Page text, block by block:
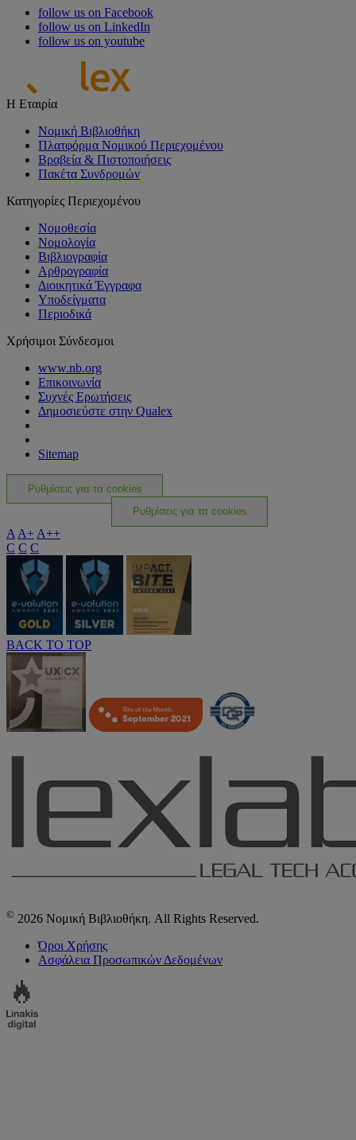
follow us on Facebook
follow us on LinkedIn
follow us on youtube
Η Εταιρία
Νομική Βιβλιοθήκη
Πλατφόρμα Νομικού Περιεχομένου
Βραβεία & Πιστοποιήσεις
Πακέτα Συνδρομών
Κατηγορίες Περιεχομένου
Νομοθεσία
Νομολογία
Βιβλιογραφία
Αρθρογραφία
Διοικητικά Έγγραφα
Υποδείγματα
Περιοδικά
Χρήσιμοι Σύνδεσμοι
www.nb.org
Επικοινωνία
Συχνές Ερωτήσεις
Δημοσιεύστε στην Qualex
Sitemap
Ρυθμίσεις για τα cookies
Ρυθμίσεις για τα cookies
A A+ A++
C C C
BACK TO TOP
© 2026 Νομική Βιβλιοθήκη. All Rights Reserved.
Όροι Χρήσης
Ασφάλεια Προσωπικών Δεδομένων